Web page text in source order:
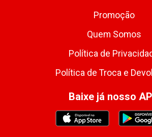
Promoção
Quem Somos
Política de
Política de Troca e
Baixe já nosso